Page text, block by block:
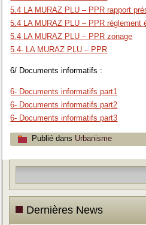
5.4 LA MURAZ PLU – PPR rapport
5.4 LA MURAZ PLU – PPR réglement
5.4 LA MURAZ PLU – PPR zonage
5.4- LA MURAZ PLU – PPR
6/ Documents informatifs :
6- Documents informatifs part1
6- Documents informatifs part2
6- Documents informatifs part3
Publié dans Urbanisme
Dernières News